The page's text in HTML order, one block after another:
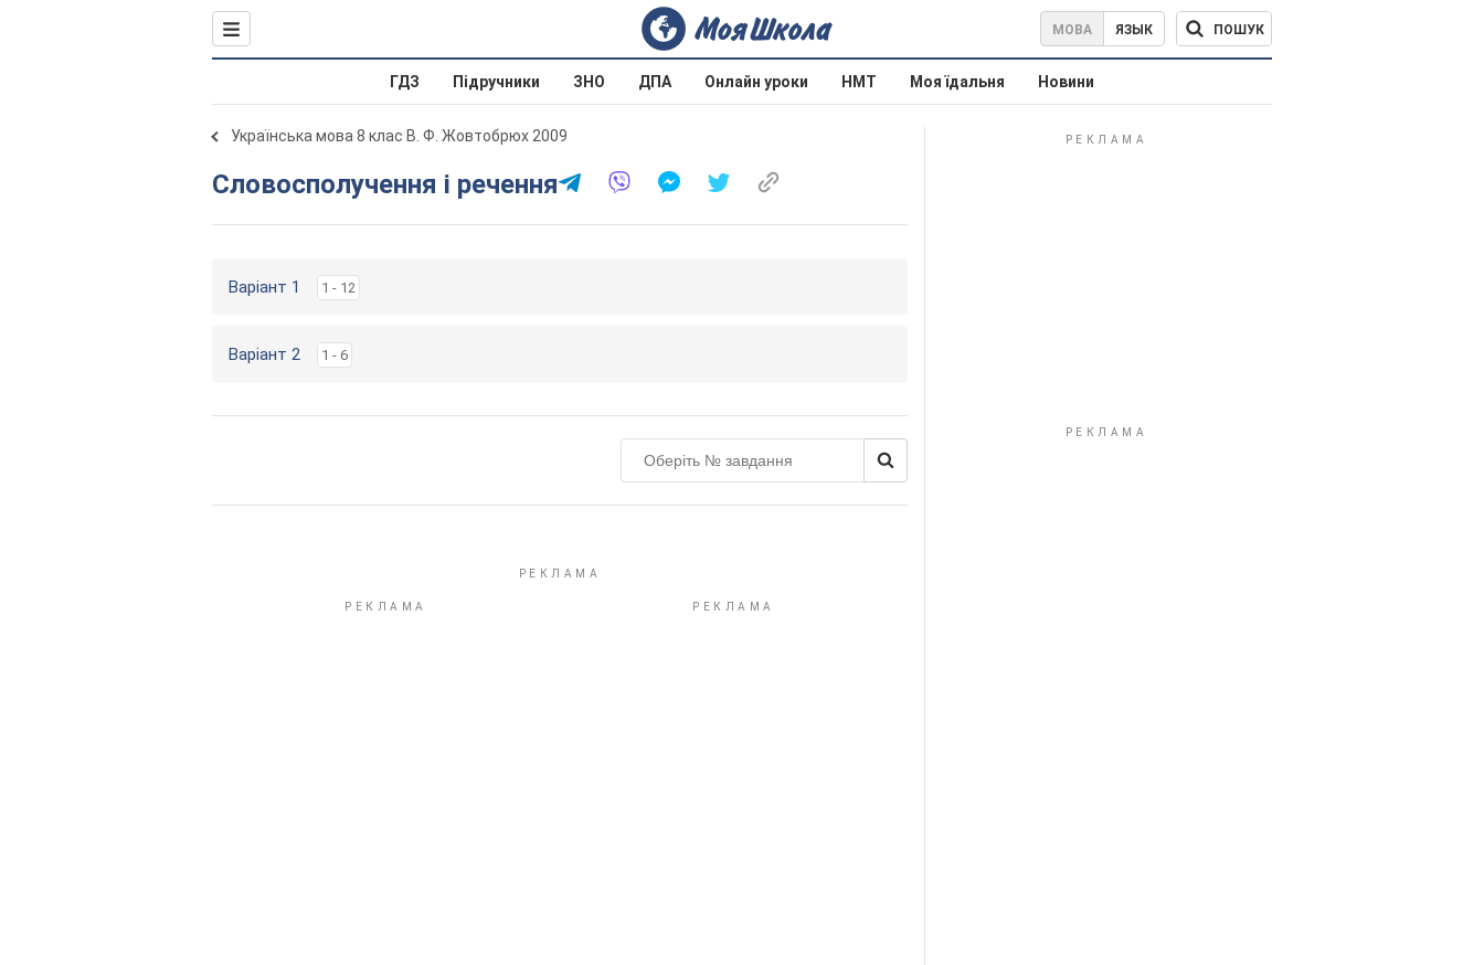
МОВА ЯЗЫК ПОШУК
ГДЗ Підручники ЗНО ДПА Онлайн уроки НМТ Моя їдальня Новини
Українська мова 8 клас В. Ф. Жовтобрюх 2009
Словосполучення і речення
Варіант 1 1 - 12
Варіант 2 1 - 6